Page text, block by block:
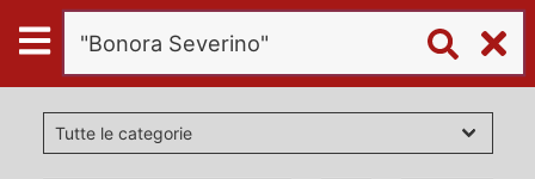
Digital
Humanities
Donazioni